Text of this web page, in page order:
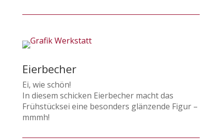
Eierbecher
Ei, wie schön!
In diesem schicken Eierbecher macht das
Frühstücksei eine besonders glänzende Figur –
mmmh!